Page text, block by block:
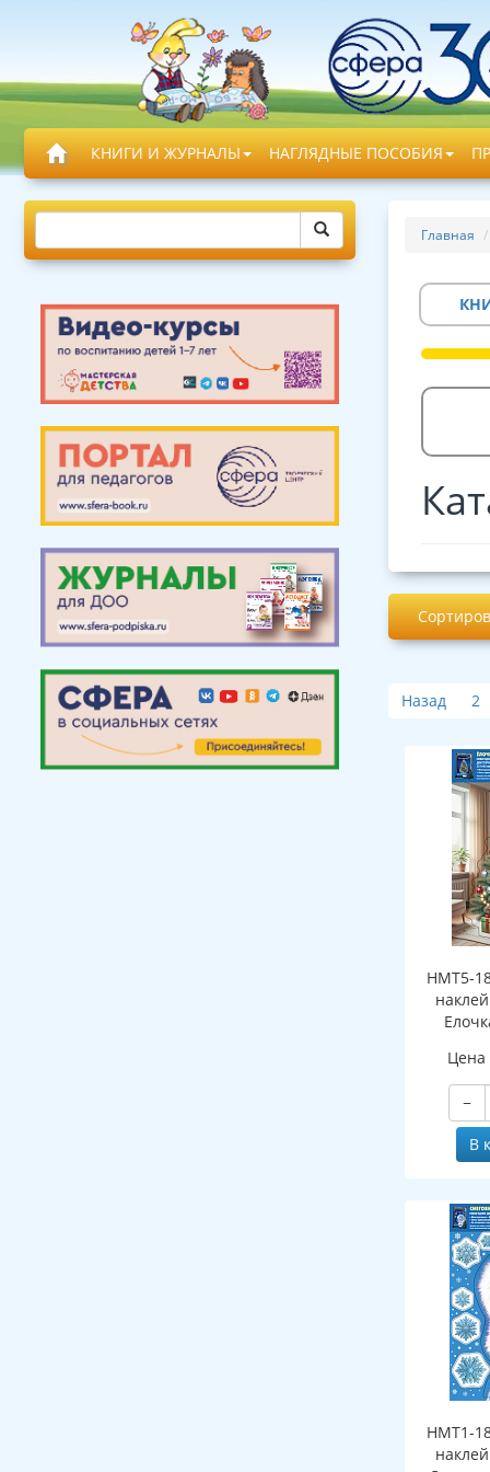
КНИГИ И ЖУРНАЛЫ НАГЛЯДНЫЕ ПОСОБИЯ
Главная
Назад 2
НМТ5-
Цена
−
В
НМТ1-